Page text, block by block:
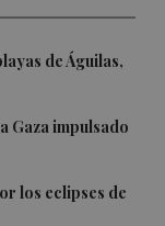
de Águilas,
Gaza impulsado
los eclipses de